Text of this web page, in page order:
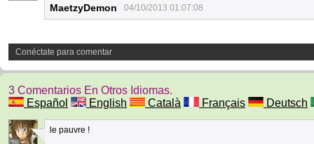
MaetzyDemon 04/10/2013 01:07:08
Conéctate para comentar
3 Comentarios En Otros Idiomas.
Español
English Català Français Deutsch
le pauvre !